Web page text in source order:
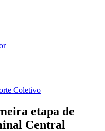
Coletivo
etapa de
Central